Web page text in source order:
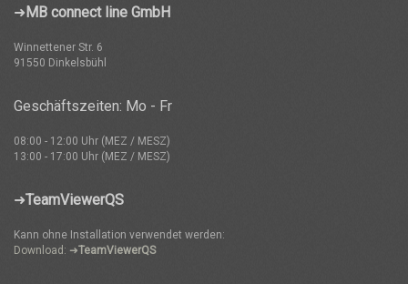
➜ MB connect line GmbH
Winnettener Str. 6
91550 Dinkelsbühl
Geschäftszeiten: Mo - Fr
08:00 - 12:00 Uhr (MEZ / MESZ)
13:00 - 17:00 Uhr (MEZ / MESZ)
➜TeamViewerQS
Kann ohne Installation verwendet werden:
Download: ➜TeamViewerQS